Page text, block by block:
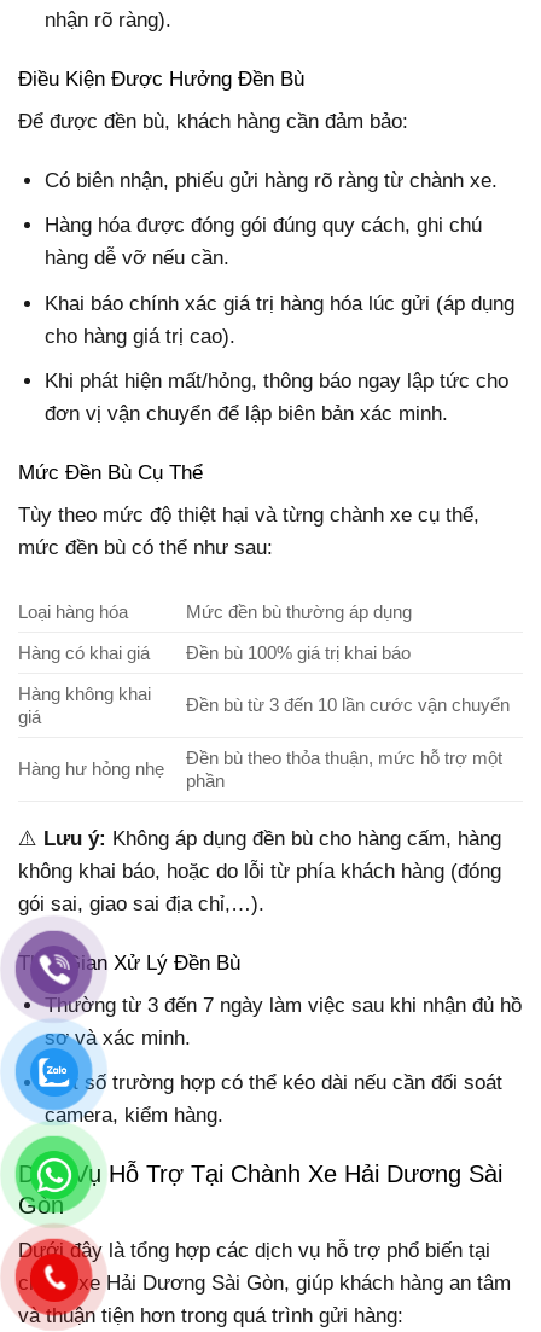
nhận rõ ràng).
Điều Kiện Được Hưởng Đền Bù
Để được đền bù, khách hàng cần đảm bảo:
Có biên nhận, phiếu gửi hàng rõ ràng từ chành xe.
Hàng hóa được đóng gói đúng quy cách, ghi chú
hàng dễ vỡ nếu cần.
Khai báo chính xác giá trị hàng hóa lúc gửi (áp dụng
cho hàng giá trị cao).
Khi phát hiện mất/hỏng, thông báo ngay lập tức cho
đơn vị vận chuyển để lập biên bản xác minh.
Mức Đền Bù Cụ Thể
Tùy theo mức độ thiệt hại và từng chành xe cụ thể,
mức đền bù có thể như sau:
Loại hàng hóa
Mức đền bù thường áp dụng
Hàng có khai giá
Đền bù 100% giá trị khai báo
Hàng không khai
giá
Đền bù từ 3 đến 10 lần cước vận chuyển
Hàng hư hỏng nhẹ
Đền bù theo thỏa thuận, mức hỗ trợ một
phần
⚠️ Lưu ý: Không áp dụng đền bù cho hàng cấm, hàng
không khai báo, hoặc do lỗi từ phía khách hàng (đóng
gói sai, giao sai địa chỉ,…).
Thời Gian Xử Lý Đền Bù
Thường từ 3 đến 7 ngày làm việc sau khi nhận đủ hồ
sơ và xác minh.
Một số trường hợp có thể kéo dài nếu cần đối soát
camera, kiểm hàng.
Dịch Vụ Hỗ Trợ Tại Chành Xe Hải Dương Sài
Gòn
Dưới đây là tổng hợp các dịch vụ hỗ trợ phổ biến tại
chành xe Hải Dương Sài Gòn, giúp khách hàng an tâm
và thuận tiện hơn trong quá trình gửi hàng: